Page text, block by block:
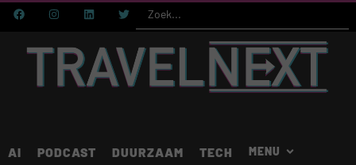
AI PODCAST DUURZAAM TECH